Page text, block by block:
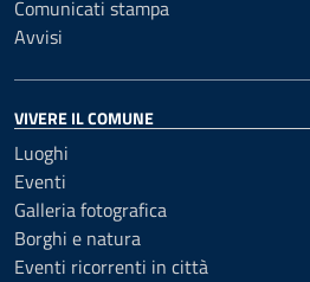
Comunicati stampa
Avvisi
VIVERE IL COMUNE
Luoghi
Eventi
Galleria fotografica
Borghi e natura
Eventi ricorrenti in città